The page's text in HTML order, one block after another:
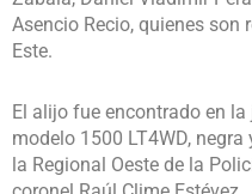
Asencio Recio, quienes son
Este.
El alijo fue encontrado en
modelo 1500 LT4WD,
la Regional Oeste de la